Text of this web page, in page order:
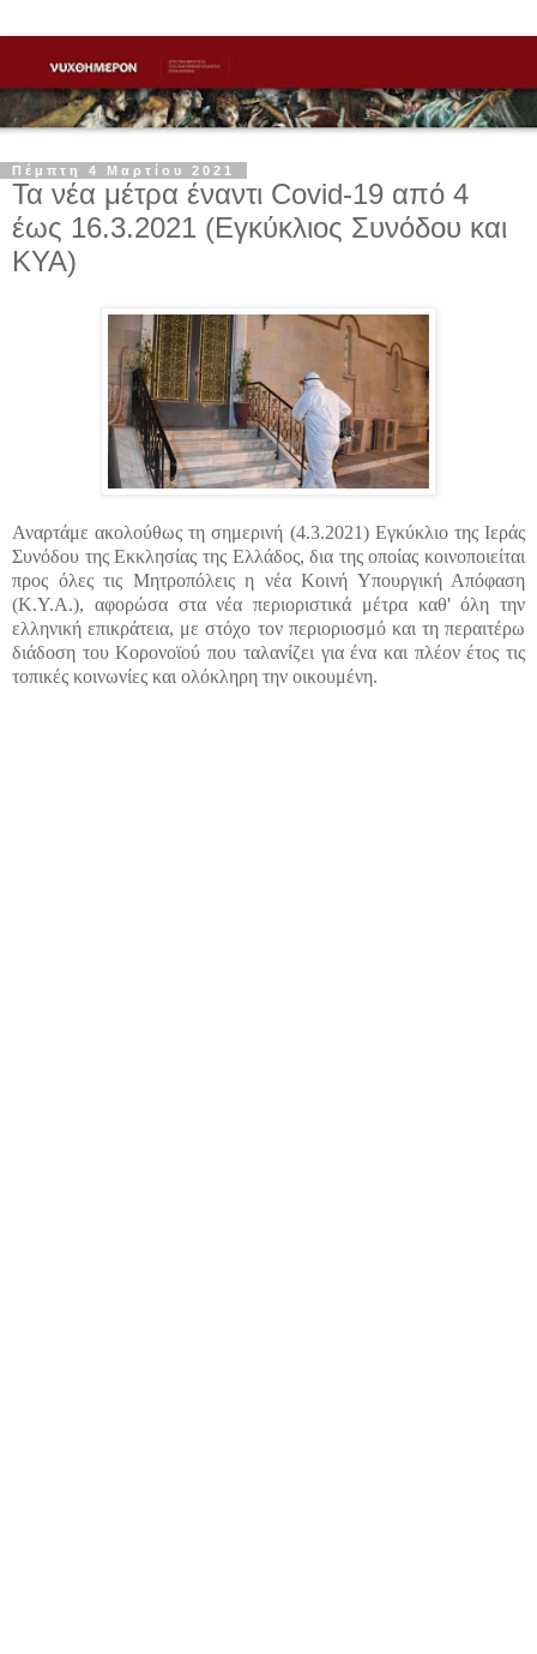
Πέμπτη 4 Μαρτίου 2021
Τα νέα μέτρα έναντι Covid-19 από 4
έως 16.3.2021 (Εγκύκλιος Συνόδου και
ΚΥΑ)
Αναρτάμε ακολούθως τη σημερινή (4.3.2021) Εγκύκλιο της Ιεράς
Συνόδου της Εκκλησίας της Ελλάδος, δια της οποίας κοινοποιείται
προς όλες τις Μητροπόλεις η νέα Κοινή Υπουργική Απόφαση
(Κ.Υ.Α.), αφορώσα στα νέα περιοριστικά μέτρα καθ' όλη την
ελληνική επικράτεια, με στόχο τον περιοριοσμό και τη περαιτέρω
διάδοση του Κορονοϊού που ταλανίζει για ένα και πλέον έτος τις
τοπικές κοινωνίες και ολόκληρη την οικουμένη.